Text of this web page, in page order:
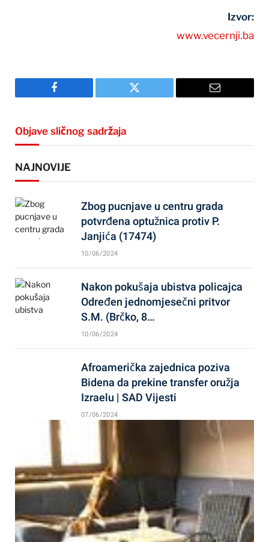
Izvor:
www.vecernji.ba
Facebook Twitter Email
Objave sličnog sadržaja
NAJNOVIJE
Zbog pucnjave u centru grada
potvrđena optužnica protiv P.
Janjića (17474)
10/06/2024
Nakon pokušaja ubistva policajca
Određen jednomjesečni pritvor
S.M. (Brčko, 8…
10/06/2024
Afroamerička zajednica poziva
Bidena da prekine transfer oružja
Izraelu | SAD Vijesti
07/06/2024